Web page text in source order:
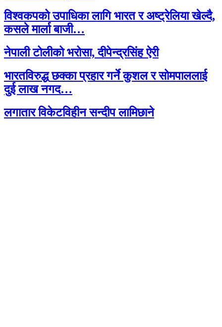
विश्वकपको उपाधिका लागि भारत र अष्ट्रेलिया खेल्दै,
कसले मार्ला बाजी…
नेपाली टोलीको भरोसा, दीपेन्द्रसिंह ऐरी
भारतविरुद्ध छक्का प्रहार गर्ने कुशल र सोमपाललाई
दुई लाख नगद…
लगातार विकेटविहीन सन्दीप लामिछाने